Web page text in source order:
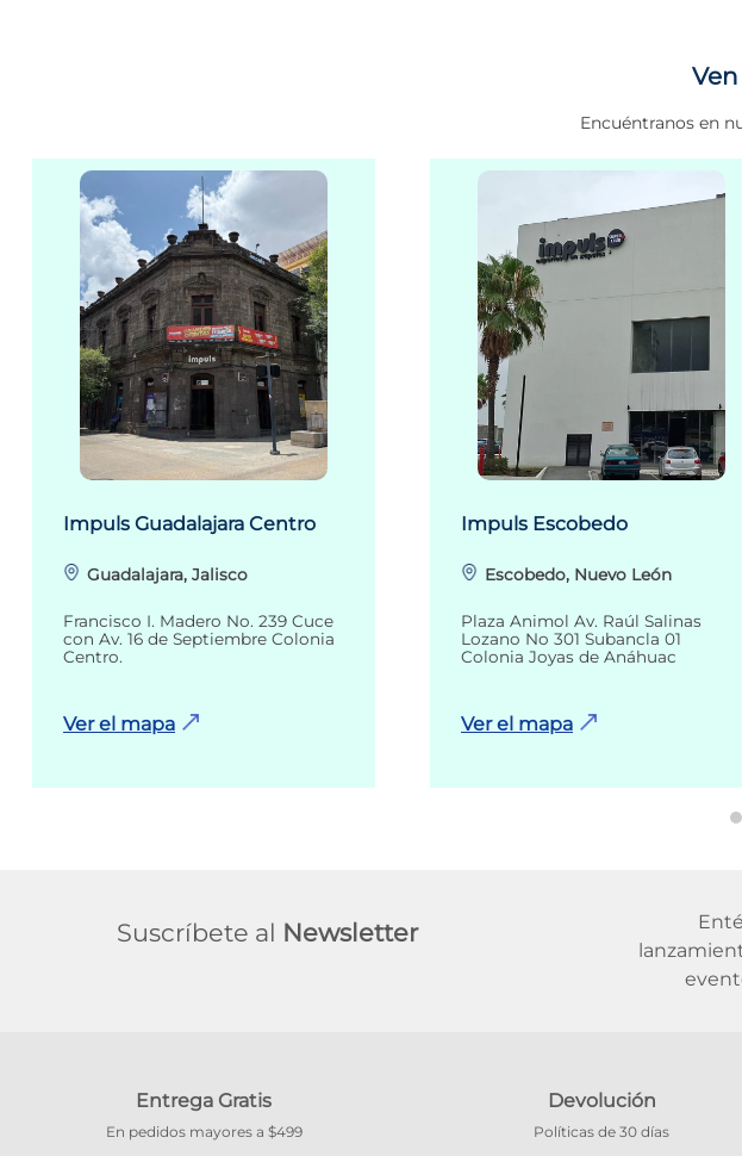
Encuéntranos en
Impuls Guadalajara Centro
Guadalajara, Jalisco
Francisco I. Madero No. 239 Cuce
con Av. 16 de Septiembre Colonia
Centro.
Ver el mapa
Impuls Escobedo
Escobedo, Nuevo León
Plaza Animol Av. Raúl Salinas
Lozano No 301 Subancla 01
Colonia Joyas de Anáhuac
Ver el mapa
Suscríbete al Newsletter
Entrega Gratis
En pedidos mayores a $499
Devolución
Políticas de 30 días